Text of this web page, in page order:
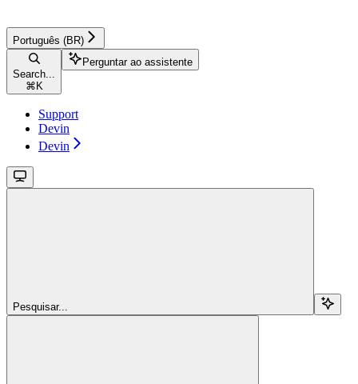
Português (BR)
Search...
⌘ K
Perguntar ao assistente
Support
Devin
Devin
Pesquisar...